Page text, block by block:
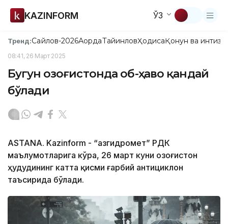
KAZINFORM ЎЗ
Тренд:Сайлов-2026АқордаТайинловҲодисаҚонун ва
08:41, 26 Март 2025
Бугун Қозоғистонда об-ҳаво қандай
бўлади
ASTANA. Kazinform - “Қазгидромет” РДК
маълумотларига кўра, 26 март куни Қозоғистон
ҳудудининг катта қисми ғарбий антициклон
таъсирида бўлади.